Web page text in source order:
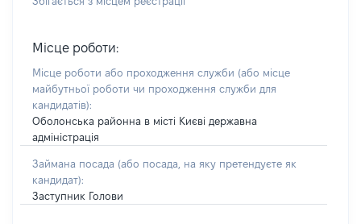
Місце роботи:
Місце роботи або проходження служби (або місце
майбутньої роботи чи проходження служби для
кандидатів):
Оболонська районна в місті Києві державна
адміністрація
Займана посада (або посада, на яку претендуєте як
кандидат):
Заступник Голови